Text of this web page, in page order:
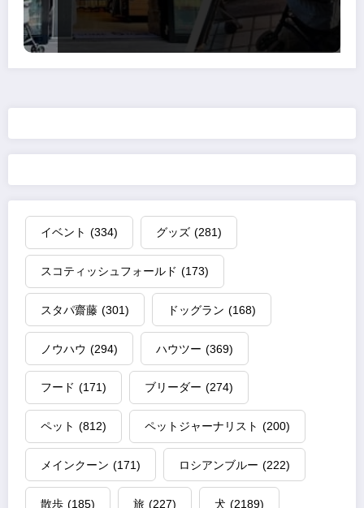
イベント (334) グッズ (281)
スコティッシュフォールド (173)
スタパ齋藤 (301) ドッグラン (168)
ノウハウ (294) ハウツー (369)
フード (171) ブリーダー (274)
ペット (812) ペットジャーナリスト (200)
メインクーン (171) ロシアンブルー (222)
散歩 (185) 旅 (227) 犬 (2189)